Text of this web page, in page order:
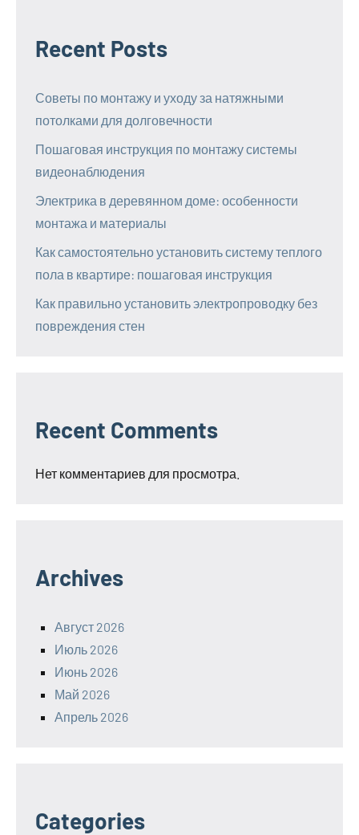
Recent Posts
Советы по монтажу и уходу за натяжными
потолками для долговечности
Пошаговая инструкция по монтажу системы
видеонаблюдения
Электрика в деревянном доме: особенности
монтажа и материалы
Как самостоятельно установить систему теплого
пола в квартире: пошаговая инструкция
Как правильно установить электропроводку без
повреждения стен
Recent Comments
Нет комментариев для просмотра.
Archives
Август 2026
Июль 2026
Июнь 2026
Май 2026
Апрель 2026
Categories